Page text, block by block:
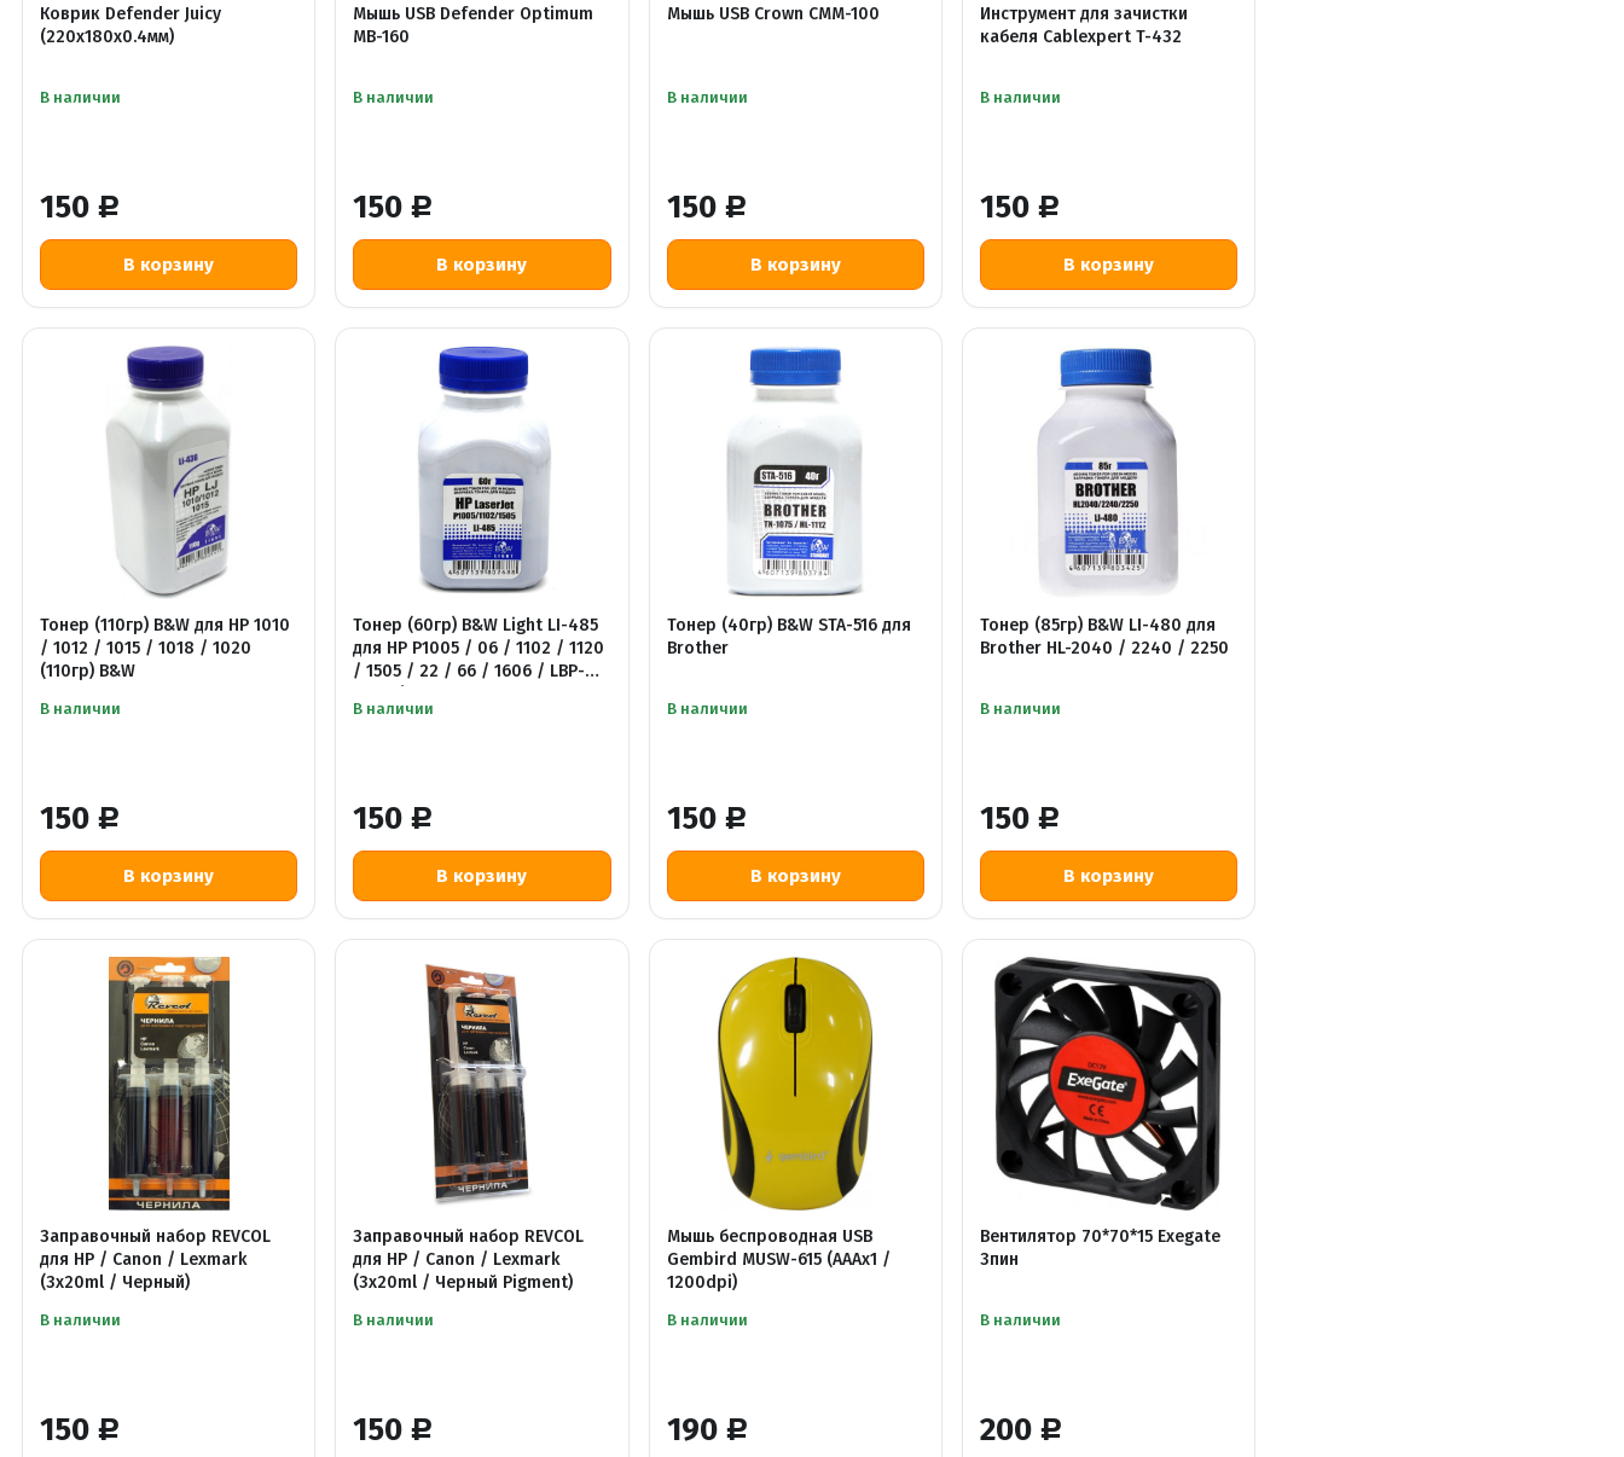
150 Р
Коврик Defender Juicy
(220х180х0.4мм)
В наличии
150 Р
Мышь USB Defender Optimum
MB-160
В наличии
150 Р
Мышь USB Crown CMM-100
В наличии
150 Р
Инструмент для зачистки
кабеля Cablexpert T-432
В наличии
150 Р
Тонер (110гр) B&W для HP 1010
/ 1012 / 1015 / 1018 / 1020
(110гр) B&W
В наличии
150 Р
Тонер (60гр) B&W Light LI-485
для HP P1005 / 06 / 1102 / 1120
/ 1505 / 22 / 66 / 1606 / LBP-
В наличии
150 Р
Тонер (40гр) B&W STA-516 для
Brother
В наличии
150 Р
Тонер (85гр) B&W LI-480 для
Brother HL-2040 / 2240 / 2250
В наличии
150 Р
Заправочный набор REVCOL
для HP / Canon / Lexmark
(3x20ml / Черный)
В наличии
150 Р
Заправочный набор REVCOL
для HP / Canon / Lexmark
(3x20ml / Черный Pigment)
В наличии
190 Р
Мышь беспроводная USB
Gembird MUSW-615 (AAAx1 /
1200dpi)
В наличии
200 Р
Вентилятор 70*70*15 Exegate
3пин
В наличии